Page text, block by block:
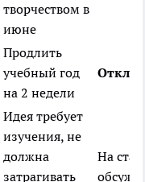
творчеством в
июне
Продлить
учебный год
на 2 недели
Идея требует
изучения, не
должна
затрагивать
На